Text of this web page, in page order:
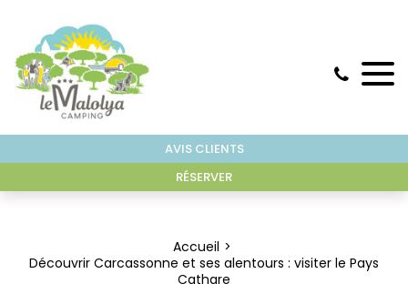
AVIS CLIENTS
RÉSERVER
Accueil
Découvrir Carcassonne et ses alentours : visiter le Pays
Cathare